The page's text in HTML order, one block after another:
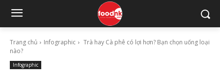
Trang chủ Infographic
Trà hay Cà phê có lợi hơn? Bạn chọn uống loại
nào?
Infographic